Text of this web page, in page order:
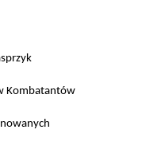
Kombatantów